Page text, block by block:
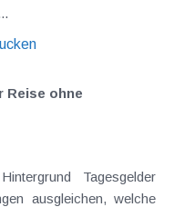
Reise ohne
Tagesgelder
ausgleichen, welche